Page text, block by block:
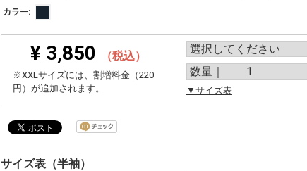
カラー:
¥ 3,850 （税込）
※XXLサイズには、割増料金（220
円）が追加されます。
▼サイズ表
サイズ表（半袖）